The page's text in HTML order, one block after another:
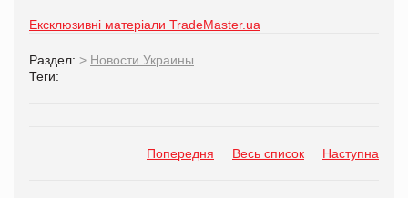
Ексклюзивні матеріали TradeMaster.ua
Раздел: > Новости Украины
Теги:
Попередня Весь список Наступна